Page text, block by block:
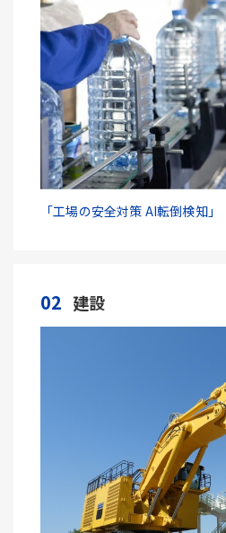
「工場の安全対策 AI転倒検知」
02 建設